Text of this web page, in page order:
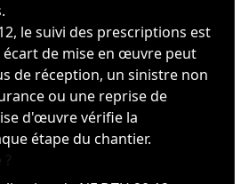
le suivi des prescriptions est
de mise en œuvre peut
de réception, un sinistre non
ou une reprise de
d'œuvre vérifie la
étape du chantier.